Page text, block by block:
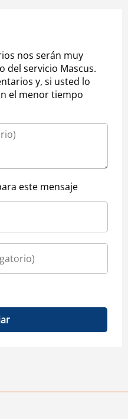
nos serán muy
del servicio Mascus.
y, si usted lo
el menor tiempo
este mensaje